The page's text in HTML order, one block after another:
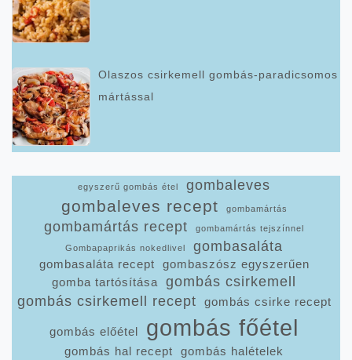
Olaszos csirkemell gombás-paradicsomos
mártással
egyszerű gombás étel gombaleves
gombaleves recept gombamártás
gombamártás recept gombamártás tejszínnel
Gombapaprikás nokedlivel gombasaláta
gombasaláta recept
gombaszósz egyszerűen
gomba tartósítása
gombás csirkemell
gombás csirkemell recept
gombás csirke recept
gombás előétel gombás főétel
gombás hal recept gombás halételek